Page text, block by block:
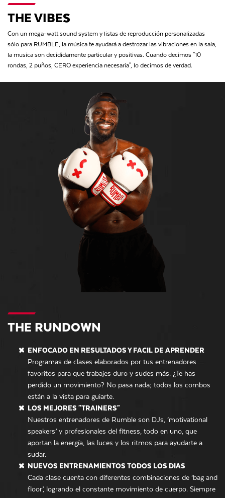
THE VIBES
Con un mega-watt sound system y listas de reproducción personalizadas
sólo para RUMBLE, la música te ayudará a destrozar las vibraciones en la sala,
la musica son decididamente particular y positivas. Cuando decimos "10
rondas, 2 puños, CERO experiencia necesaria", lo decimos de verdad.
THE RUNDOWN
ENFOCADO EN RESULTADOS Y FACIL DE APRENDER
Programas de clases elaborados por tus entrenadores
favoritos para que trabajes duro y sudes más. ¿Te has
perdido un movimiento? No pasa nada; todos los combos
están a la vista para guiarte.
LOS MEJORES "TRAINERS"
Nuestros entrenadores de Rumble son DJs, ‘motivational
speakers’ y profesionales del fitness, todo en uno, que
aportan la energía, las luces y los ritmos para ayudarte a
sudar.
NUEVOS ENTRENAMIENTOS TODOS LOS DIAS
Cada clase cuenta con diferentes combinaciones de ‘bag and
floor’, logrando el constante movimiento de cuerpo. Siempre